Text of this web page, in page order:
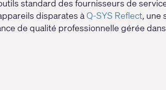
standard des fournisseurs de
disparates àQ-SYS Reflect, une
de qualité professionnelle gérée